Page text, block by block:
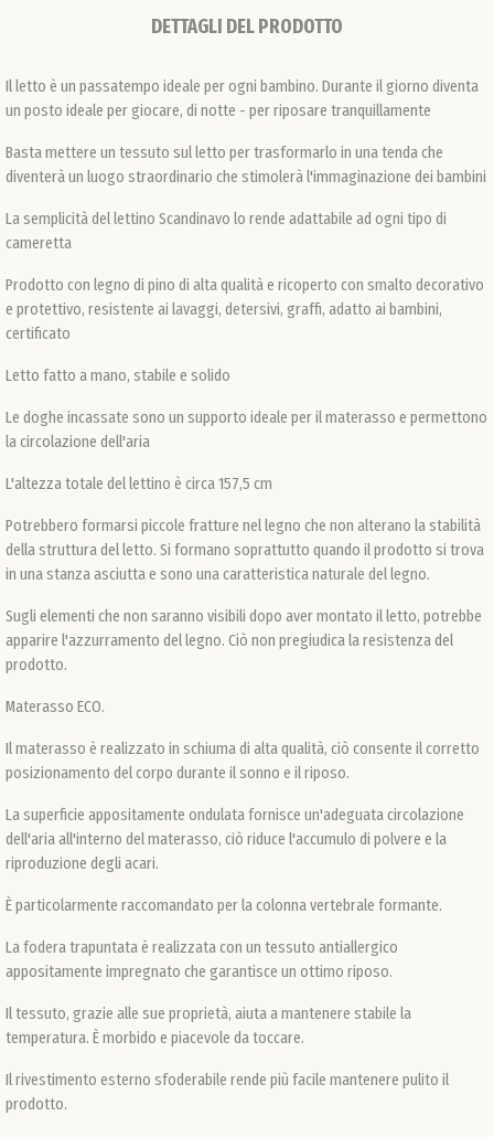
DETTAGLI DEL PRODOTTO
Il letto è un passatempo ideale per ogni bambino. Durante il giorno diventa
un posto ideale per giocare, di notte - per riposare tranquillamente
Basta mettere un tessuto sul letto per trasformarlo in una tenda che
diventerà un luogo straordinario che stimolerà l'immaginazione dei bambini
La semplicità del lettino Scandinavo lo rende adattabile ad ogni tipo di
cameretta
Prodotto con legno di pino di alta qualità e ricoperto con smalto decorativo
e protettivo, resistente ai lavaggi, detersivi, graffi, adatto ai bambini,
certificato
Letto fatto a mano, stabile e solido
Le doghe incassate sono un supporto ideale per il materasso e permettono
la circolazione dell'aria
L'altezza totale del lettino è circa 157,5 cm
Potrebbero formarsi piccole fratture nel legno che non alterano la stabilità
della struttura del letto. Si formano soprattutto quando il prodotto si trova
in una stanza asciutta e sono una caratteristica naturale del legno.
Sugli elementi che non saranno visibili dopo aver montato il letto, potrebbe
apparire l'azzurramento del legno. Ciò non pregiudica la resistenza del
prodotto.
Materasso ECO.
Il materasso è realizzato in schiuma di alta qualità, ciò consente il corretto
posizionamento del corpo durante il sonno e il riposo.
La superficie appositamente ondulata fornisce un'adeguata circolazione
dell'aria all'interno del materasso, ciò riduce l'accumulo di polvere e la
riproduzione degli acari.
È particolarmente raccomandato per la colonna vertebrale formante.
La fodera trapuntata è realizzata con un tessuto antiallergico
appositamente impregnato che garantisce un ottimo riposo.
Il tessuto, grazie alle sue proprietà, aiuta a mantenere stabile la
temperatura. È morbido e piacevole da toccare.
Il rivestimento esterno sfoderabile rende più facile mantenere pulito il
prodotto.